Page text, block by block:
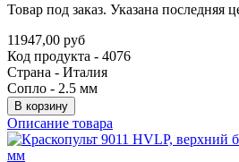
Товар под заказ. Указана последняя
11947,00 руб
Код продукта - 4076
Страна - Италия
Сопло - 2.5 мм
В корзину
Описание товара